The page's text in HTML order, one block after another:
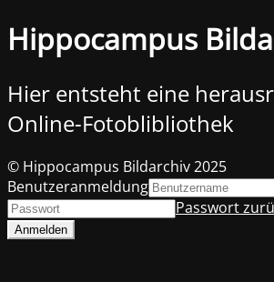
Hippocampus
Hier entsteht eine
Online-Fotoblibliothek
© Hippocampus Bildarchiv 2025
Benutzeranmeldung
Passwort